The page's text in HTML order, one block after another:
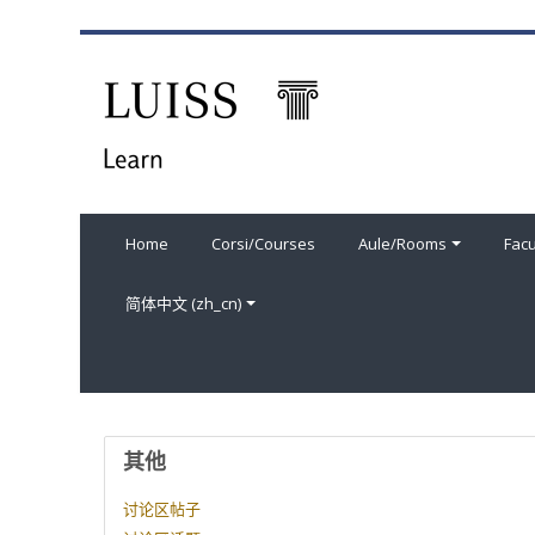
Home Corsi/Courses Aule/Rooms
简体中文 ‎(zh_cn)‎
用户资料
其他
讨论区帖子